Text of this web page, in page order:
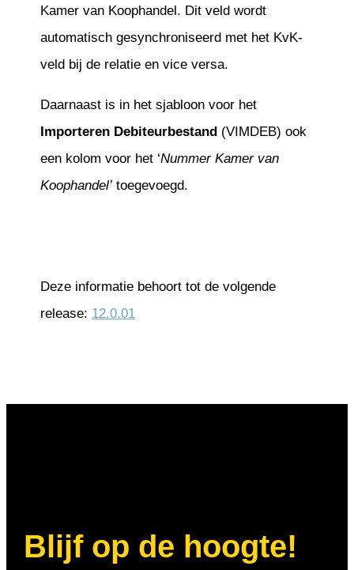
Kamer van Koophandel. Dit veld wordt
automatisch gesynchroniseerd met het KvK-
veld bij de relatie en vice versa.
Daarnaast is in het sjabloon voor het
Importeren Debiteurbestand (VIMDEB) ook
een kolom voor het ‘Nummer Kamer van
Koophandel’ toegevoegd.
Deze informatie behoort tot de volgende
release: 12.0.01
Blijf op de hoogte!